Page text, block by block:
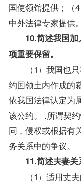
国使领馆提供；（
中外法律专家提供。
10.简述我国
项重要保留。
（1）我国也只
约国领土内作成的
依我国法律认定为
该公约。 .所谓契
同，侵权或根据有
务关系中的争议。
11.简述夫妻关
（1）适用丈夫